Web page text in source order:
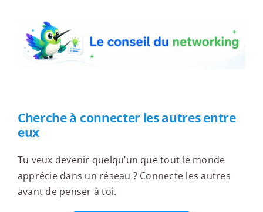
Cherche à connecter les autres entre
eux
Tu veux devenir quelqu’un que tout le monde
apprécie dans un réseau ? Connecte les autres
avant de penser à toi.